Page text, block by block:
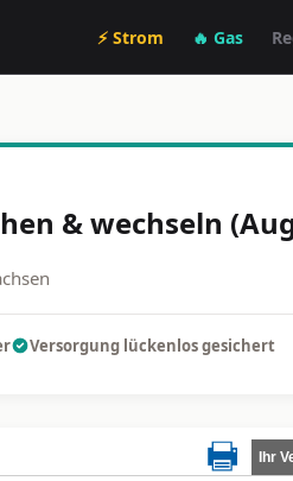
⚡ Strom 🔥 Gas
& wechseln
Versorgung lückenlos gesichert